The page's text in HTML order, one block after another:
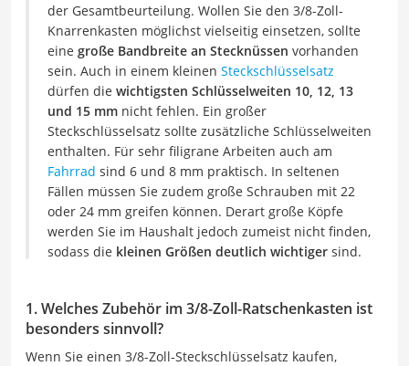
der Gesamtbeurteilung. Wollen Sie den 3/8-Zoll-
Knarrenkasten möglichst vielseitig einsetzen, sollte
eine große Bandbreite an Stecknüssen vorhanden
sein. Auch in einem kleinen Steckschlüsselsatz
dürfen die wichtigsten Schlüsselweiten 10, 12, 13
und 15 mm nicht fehlen. Ein großer
Steckschlüsselsatz sollte zusätzliche Schlüsselweiten
enthalten. Für sehr filigrane Arbeiten auch am
Fahrrad sind 6 und 8 mm praktisch. In seltenen
Fällen müssen Sie zudem große Schrauben mit 22
oder 24 mm greifen können. Derart große Köpfe
werden Sie im Haushalt jedoch zumeist nicht finden,
sodass die kleinen Größen deutlich wichtiger sind.
1. Welches Zubehör im 3/8-Zoll-Ratschenkasten ist
besonders sinnvoll?
Wenn Sie einen 3/8-Zoll-Steckschlüsselsatz kaufen,